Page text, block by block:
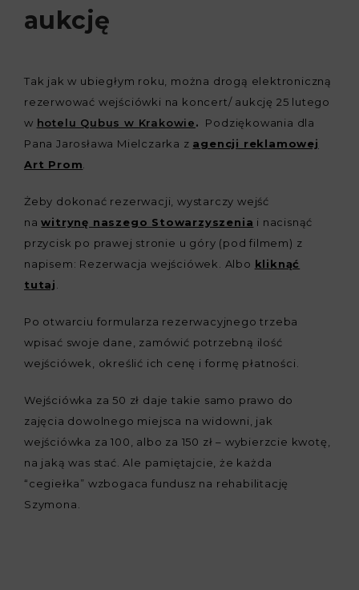
GALERIA
SULEJMAN
REJESTRACJA
aukcję
Tak jak w ubiegłym roku, można drogą elektroniczną
rezerwować wejściówki na koncert/ aukcję 25 lutego
w hotelu Qubus w Krakowie.
Podziękowania dla
Pana Jarosława Mielczarka z agencji reklamowej
Art Prom
Żeby dokonać rezerwacji, wystarczy wejść
nawitrynę naszego Stowarzyszenia i nacisnąć
przycisk po prawej stronie u góry (pod filmem) z
napisem: Rezerwacja wejściówek. Albo kliknąć
tutaj
Po otwarciu formularza rezerwacyjnego trzeba
wpisać swoje dane, zamówić potrzebną ilość
wejściówek, określić ich cenę i formę płatności.
Wejściówka za 50 zł daje takie samo prawo do
zajęcia dowolnego miejsca na widowni, jak
wejściówka za 100, albo za 150 zł – wybierzcie kwotę,
na jaką was stać. Ale pamiętajcie, że każda
“cegiełka” wzbogaca fundusz na rehabilitację
Szymona.